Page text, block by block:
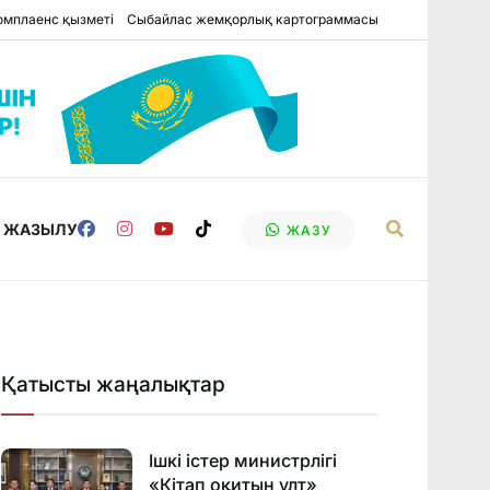
қызметі Сыбайлас жемқорлық картограммасы
ЖАЗЫЛУ ЖАЗУ
Қатысты жаңалықтар
Ішкі істер министрлігі
«Кітап оқитын ұлт»